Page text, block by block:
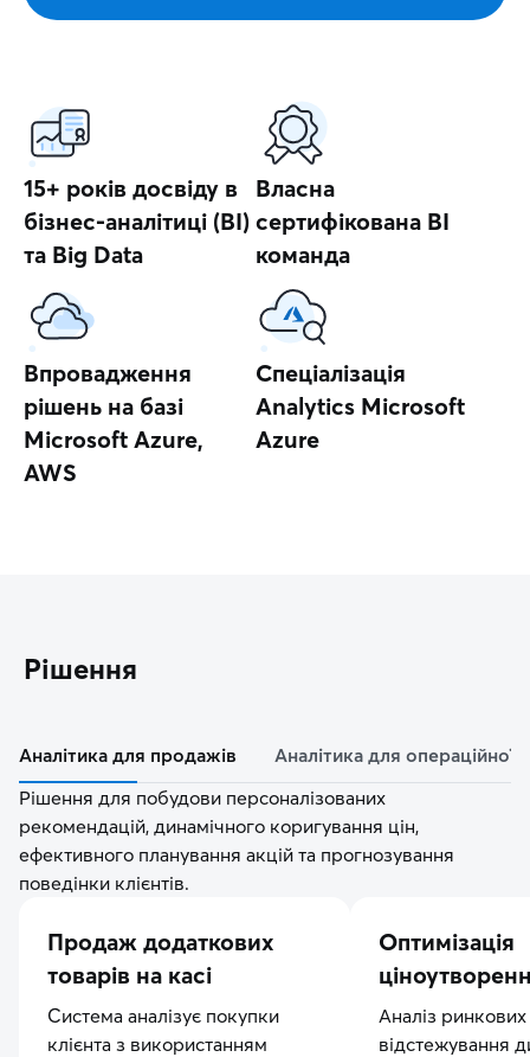
15+ років досвіду в
бізнес-аналітиці (BI)
та Big Data
Власна
сертифікована BI
команда
Впровадження
рішень на базі
Microsoft Azure,
AWS
Спеціалізація
Analytics Microsoft
Azure
Рішення
Аналітика для продажів
Аналітика для операційної
Рішення для побудови персоналізованих
рекомендацій, динамічного коригування цін,
ефективного планування акцій та прогнозування
поведінки клієнтів.
Продаж додаткових
товарів на касі
Система аналізує покупки
клієнта з використанням
Оптимізація
Аналіз
відстежування